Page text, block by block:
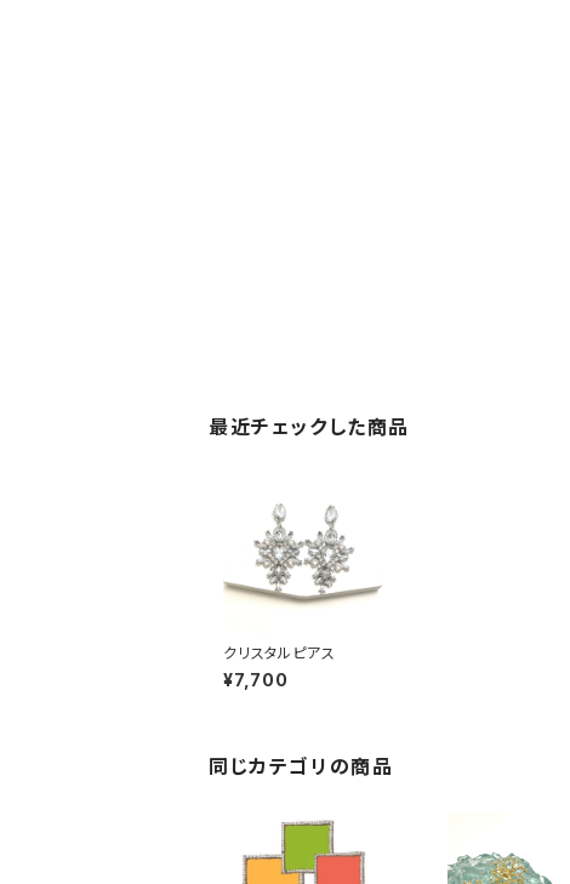
最近チェックした商品
クリスタルピアス
¥7,700
同じカテゴリの商品